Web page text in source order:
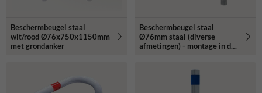
Beschermbeugel staal
wit/rood Ø76x750x1150mm
met grondanker
Beschermbeugel staal
Ø76mm staal (diverse
afmetingen) - montage in de